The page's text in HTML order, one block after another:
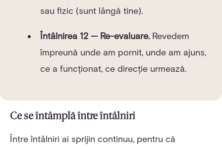
sau fizic (sunt lângă tine).
Întâlnirea 12 — Re-evaluare.Revedem
împreună unde am pornit, unde am ajuns,
ce a funcționat, ce direcție urmează.
Ce se întâmplă între întâlniri
Între întâlniri ai sprijin continuu, pentru că